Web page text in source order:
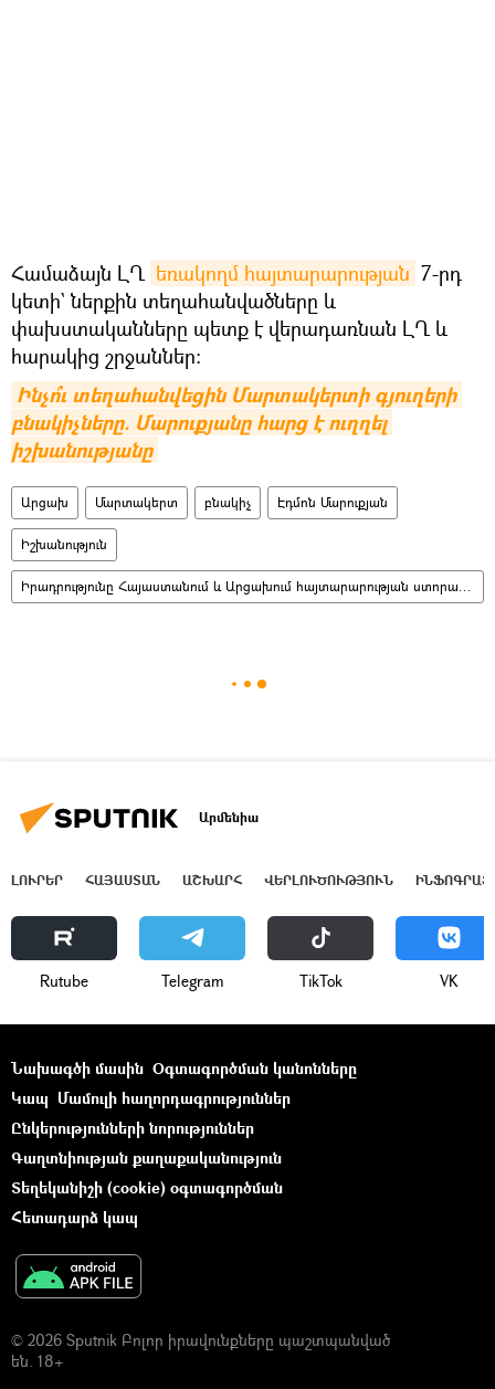
Համաձայն ԼՂ եռակողմ հայտարարության 7-րդ
կետի` ներքին տեղահանվածները և
փախստականները պետք է վերադառնան ԼՂ և
հարակից շրջաններ:
Ինչո՞ւ տեղահանվեցին Մարտակերտի գյուղերի
բնակիչները. Մարուքյանը հարց է ուղղել
իշխանությանը
Արցախ Մարտակերտ բնակիչ Էդմոն Մարուքյան
Իշխանություն
Իրադրությունը Հայաստանում և Արցախում հայտարարության ստորագրումից հետո
Արմենիա
ԼՈՒՐԵՐ ՀԱՅԱՍՏԱՆ ԱՇԽԱՐՀ ՎԵՐԼՈՒԾՈՒԹՅՈՒՆ
Rutube Telegram ТikТоk VK
Նախագծի մասին Օգտագործման կանոնները
Կապ Մամուլի հաղորդագրություններ
Ընկերությունների նորություններ
Գաղտնիության քաղաքականություն
Տեղեկանիշի (cookie) օգտագործման
Հետադարձ կապ
© 2026 Sputnik Բոլոր իրավունքները պաշտպանված
են. 18+